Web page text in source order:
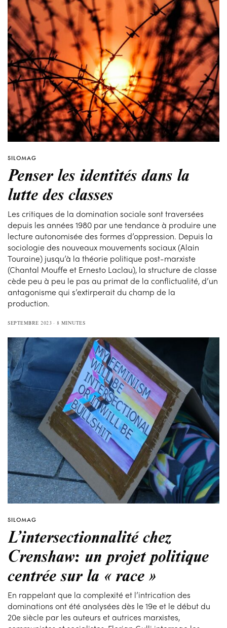
SILOMAG
Penser les identités dans la
lutte des classes
Les critiques de la domination sociale sont traversées
depuis les années 1980 par une tendance à produire une
lecture autonomisée des formes d’oppression. Depuis la
sociologie des nouveaux mouvements sociaux (Alain
Touraine) jusqu’à la théorie politique post-marxiste
(Chantal Mouffe et Ernesto Laclau), la structure de classe
cède peu à peu le pas au primat de la conflictualité, d’un
antagonisme qui s’extirperait du champ de la
production.
SEPTEMBRE 2023 8 MINUTES
SILOMAG
L’intersectionnalité chez
Crenshaw: un projet politique
centrée sur la « race »
En rappelant que la complexité et l’intrication des
dominations ont été analysées dès le 19e et le début du
20e siècle par les auteurs et autrices marxistes,